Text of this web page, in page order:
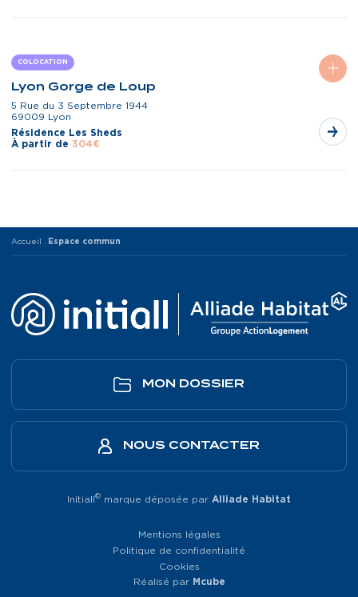
COLOCATION
Lyon Gorge de Loup
5 Rue du 3 Septembre 1944
69009 Lyon
Résidence Les Sheds
À partir de 304€
Accueil Espace commun
MON DOSSIER
NOUS CONTACTER
Initiall© marque déposée par Alliade Habitat
Mentions légales
Politique de confidentialité
Cookies
Réalisé par Mcube